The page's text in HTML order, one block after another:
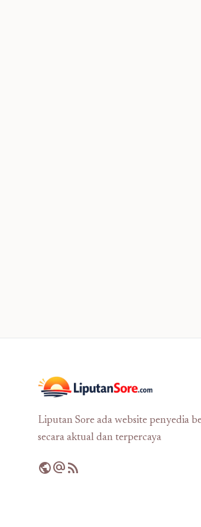
Liputan Sore ada website penyedia
secara aktual dan terpercaya
publicalternate_emailrss_feed